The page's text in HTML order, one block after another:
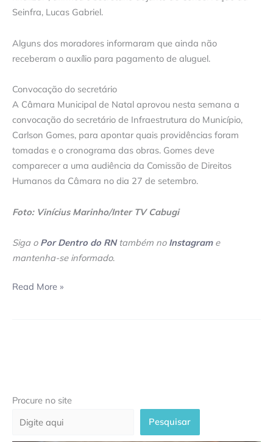
Seinfra, Lucas Gabriel.
Alguns dos moradores informaram que ainda não
receberam o auxílio para pagamento de aluguel.
Convocação do secretário
A Câmara Municipal de Natal aprovou nesta semana a
convocação do secretário de Infraestrutura do Município,
Carlson Gomes, para apontar quais providências foram
tomadas e o cronograma das obras. Gomes deve
comparecer a uma audiência da Comissão de Direitos
Humanos da Câmara no dia 27 de setembro.
Foto: Vinícius Marinho/Inter TV Cabugi
Siga o Por Dentro do RNtambém no Instagrame
mantenha-se informado.
Read More »
Procure no site
Pesquisar